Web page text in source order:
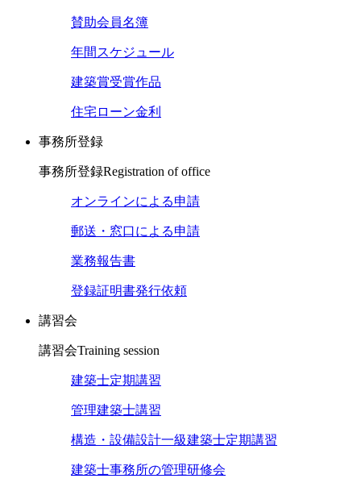
賛助会員名簿
年間スケジュール
建築賞受賞作品
住宅ローン金利
事務所登録
事務所登録Registration of office
オンラインによる申請
郵送・窓口による申請
業務報告書
登録証明書発行依頼
講習会
講習会Training session
建築士定期講習
管理建築士講習
構造・設備設計一級建築士定期講習
建築士事務所の管理研修会